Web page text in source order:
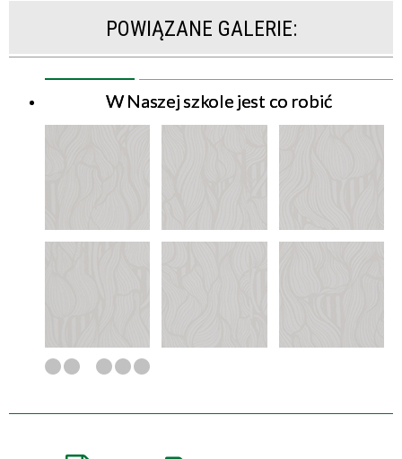
POWIĄZANE GALERIE:
W Naszej szkole jest co robić